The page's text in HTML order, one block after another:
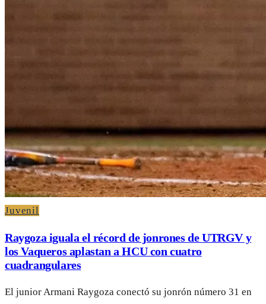
Juvenil
Raygoza iguala el récord de jonrones de UTRGV y
los Vaqueros aplastan a HCU con cuatro
cuadrangulares
El junior Armani Raygoza conectó su jonrón número 31 en